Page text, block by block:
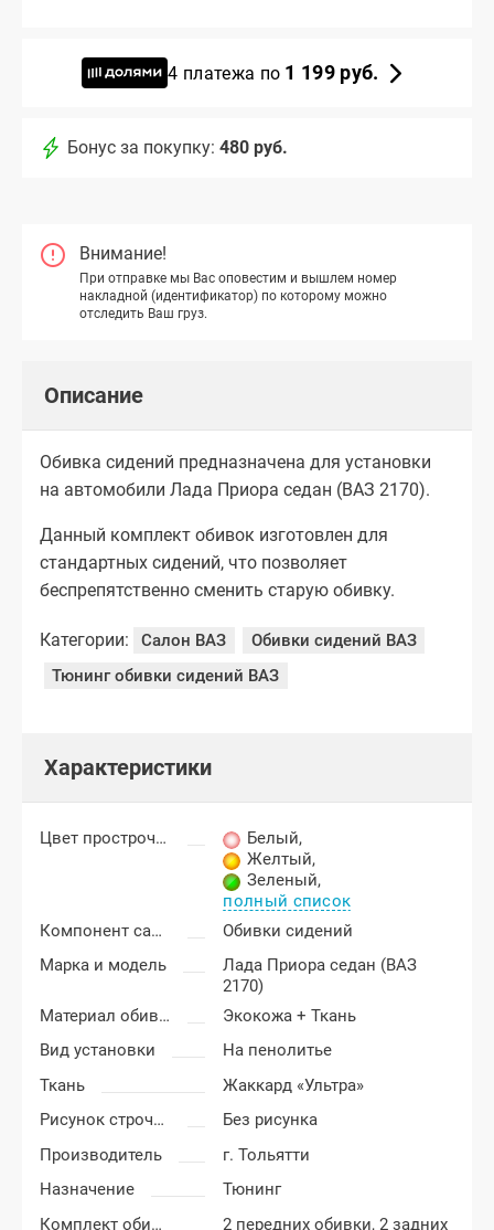
4 платежа по 1 199 руб.
Бонус за покупку: 480 руб.
Внимание!
При отправке мы Вас оповестим и вышлем номер
накладной (идентификатор) по которому можно
отследить Ваш груз.
Описание
Обивка сидений предназначена для установки
на автомобили Лада Приора седан (ВАЗ 2170).
Данный комплект обивок изготовлен для
стандартных сидений, что позволяет
беспрепятственно сменить старую обивку.
Категории: Салон ВАЗ
Обивки сидений ВАЗ
Тюнинг обивки сидений ВАЗ
Характеристики
Цвет прострочки Белый,
Желтый,
Зеленый,
полный список
Компонент салона
Обивки сидений
Марка и модель
Лада Приора седан (ВАЗ
2170)
Материал обивки
Экокожа + Ткань
Вид установки
На пенолитье
Ткань
Жаккард «Ультра»
Рисунок строчки
Без рисунка
Производитель
г. Тольятти
Назначение
Тюнинг
Комплект обивки
2 передних обивки, 2 задних